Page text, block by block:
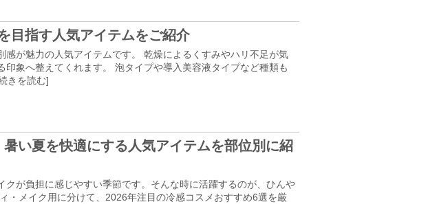
目指す人気アイテムをご紹介
が魅力の人気アイテムです。 乾燥によるくすみやハリ不足が気
象へ整えてくれます。 泡タイプや導入美容液タイプなど種類も
きを読む]
い夏を快適にする人気アイテムを部位別に紹
が負担に感じやすい季節です。そんな時に活躍するのが、ひんや
・メイク用に分けて、2026年注目の冷感コスメおすすめ6選を厳